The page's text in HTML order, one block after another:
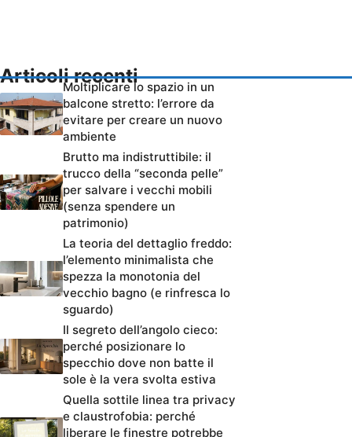
Articoli recenti
Moltiplicare lo spazio in un
balcone stretto: l’errore da
evitare per creare un nuovo
ambiente
Brutto ma indistruttibile: il
trucco della “seconda pelle”
per salvare i vecchi mobili
(senza spendere un
patrimonio)
La teoria del dettaglio freddo:
l’elemento minimalista che
spezza la monotonia del
vecchio bagno (e rinfresca lo
sguardo)
Il segreto dell’angolo cieco:
perché posizionare lo
specchio dove non batte il
sole è la vera svolta estiva
Quella sottile linea tra privacy
e claustrofobia: perché
liberare le finestre potrebbe